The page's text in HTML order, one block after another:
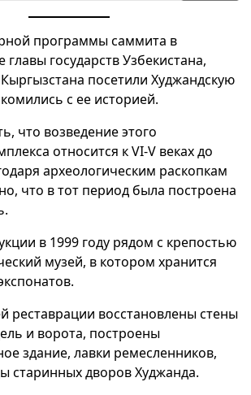
программы саммита в
главы государств Узбекистана,
посетили Худжандскую
с ее историей.
что возведение этого
относится к VI-V веках до
археологическим раскопкам
что в тот период была построена
в 1999 году рядом с крепостью
музей, в котором хранится
реставрации восстановлены стены
и ворота, построены
здание, лавки ремесленников,
старинных дворов Худжанда.